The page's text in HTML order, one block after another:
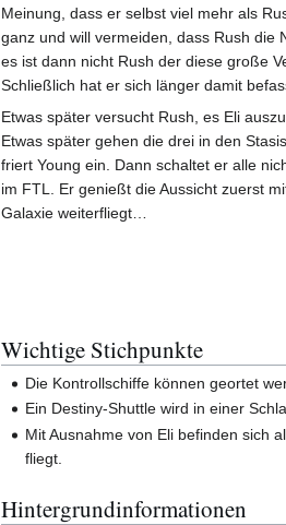
Meinung, dass er selbst viel mehr als
ganz und will vermeiden, dass Rush die
es ist dann nicht Rush der diese große
Schließlich hat er sich länger damit
Etwas später versucht Rush, es Eli
Etwas später gehen die drei in den
friert Young ein. Dann schaltet er alle
im FTL. Er genießt die Aussicht zuerst
Galaxie weiterfliegt…
Wichtige Stichpunkte
Die Kontrollschiffe können geortet
Ein Destiny-Shuttle wird in einer
Mit Ausnahme von Eli befinden sich
fliegt.
Hintergrundinformationen